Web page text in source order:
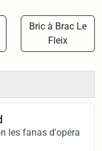
Bric à Brac Le
Fleix
les fanas d'opéra